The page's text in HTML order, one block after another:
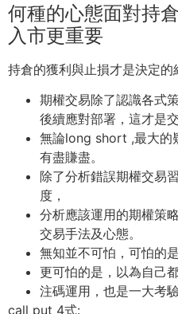
何種的心態面對持
入市更重要
持倉的獲利與止損才是決定的
期權交易除了認識各式
後續應對部署，這才是
無論long short ,最大的
有盡賺盡。
除了分析錯誤期權交易
度，
分析應該運用的期權策
交易手法及心態。
無知並不可怕，可怕的
更可怕的是，以為自己都
注碼運用，也是一大考
call put 4式: